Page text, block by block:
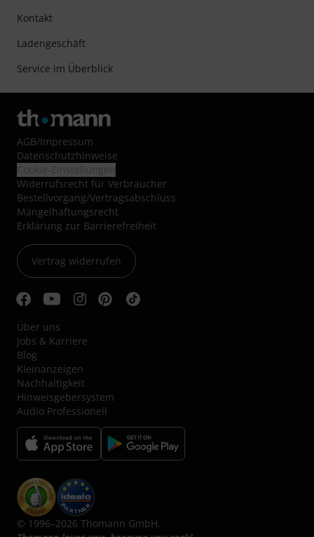
Kontakt
Ladengeschäft
Service im Überblick
AGB/Impressum
Datenschutzhinweise
Widerrufsrecht für Verbraucher
Bestellvorgang/Vertragsabschluss
Mängelhaftungsrecht
Erklärung zur Barrierefreiheit
Vertrag widerrufen
Über uns
Jobs & Karriere
Blog
Kleinanzeigen
Nachhaltigkeit
Hinweisgebersystem
Audio Professionell
© 1996–2026 Thomann GmbH.